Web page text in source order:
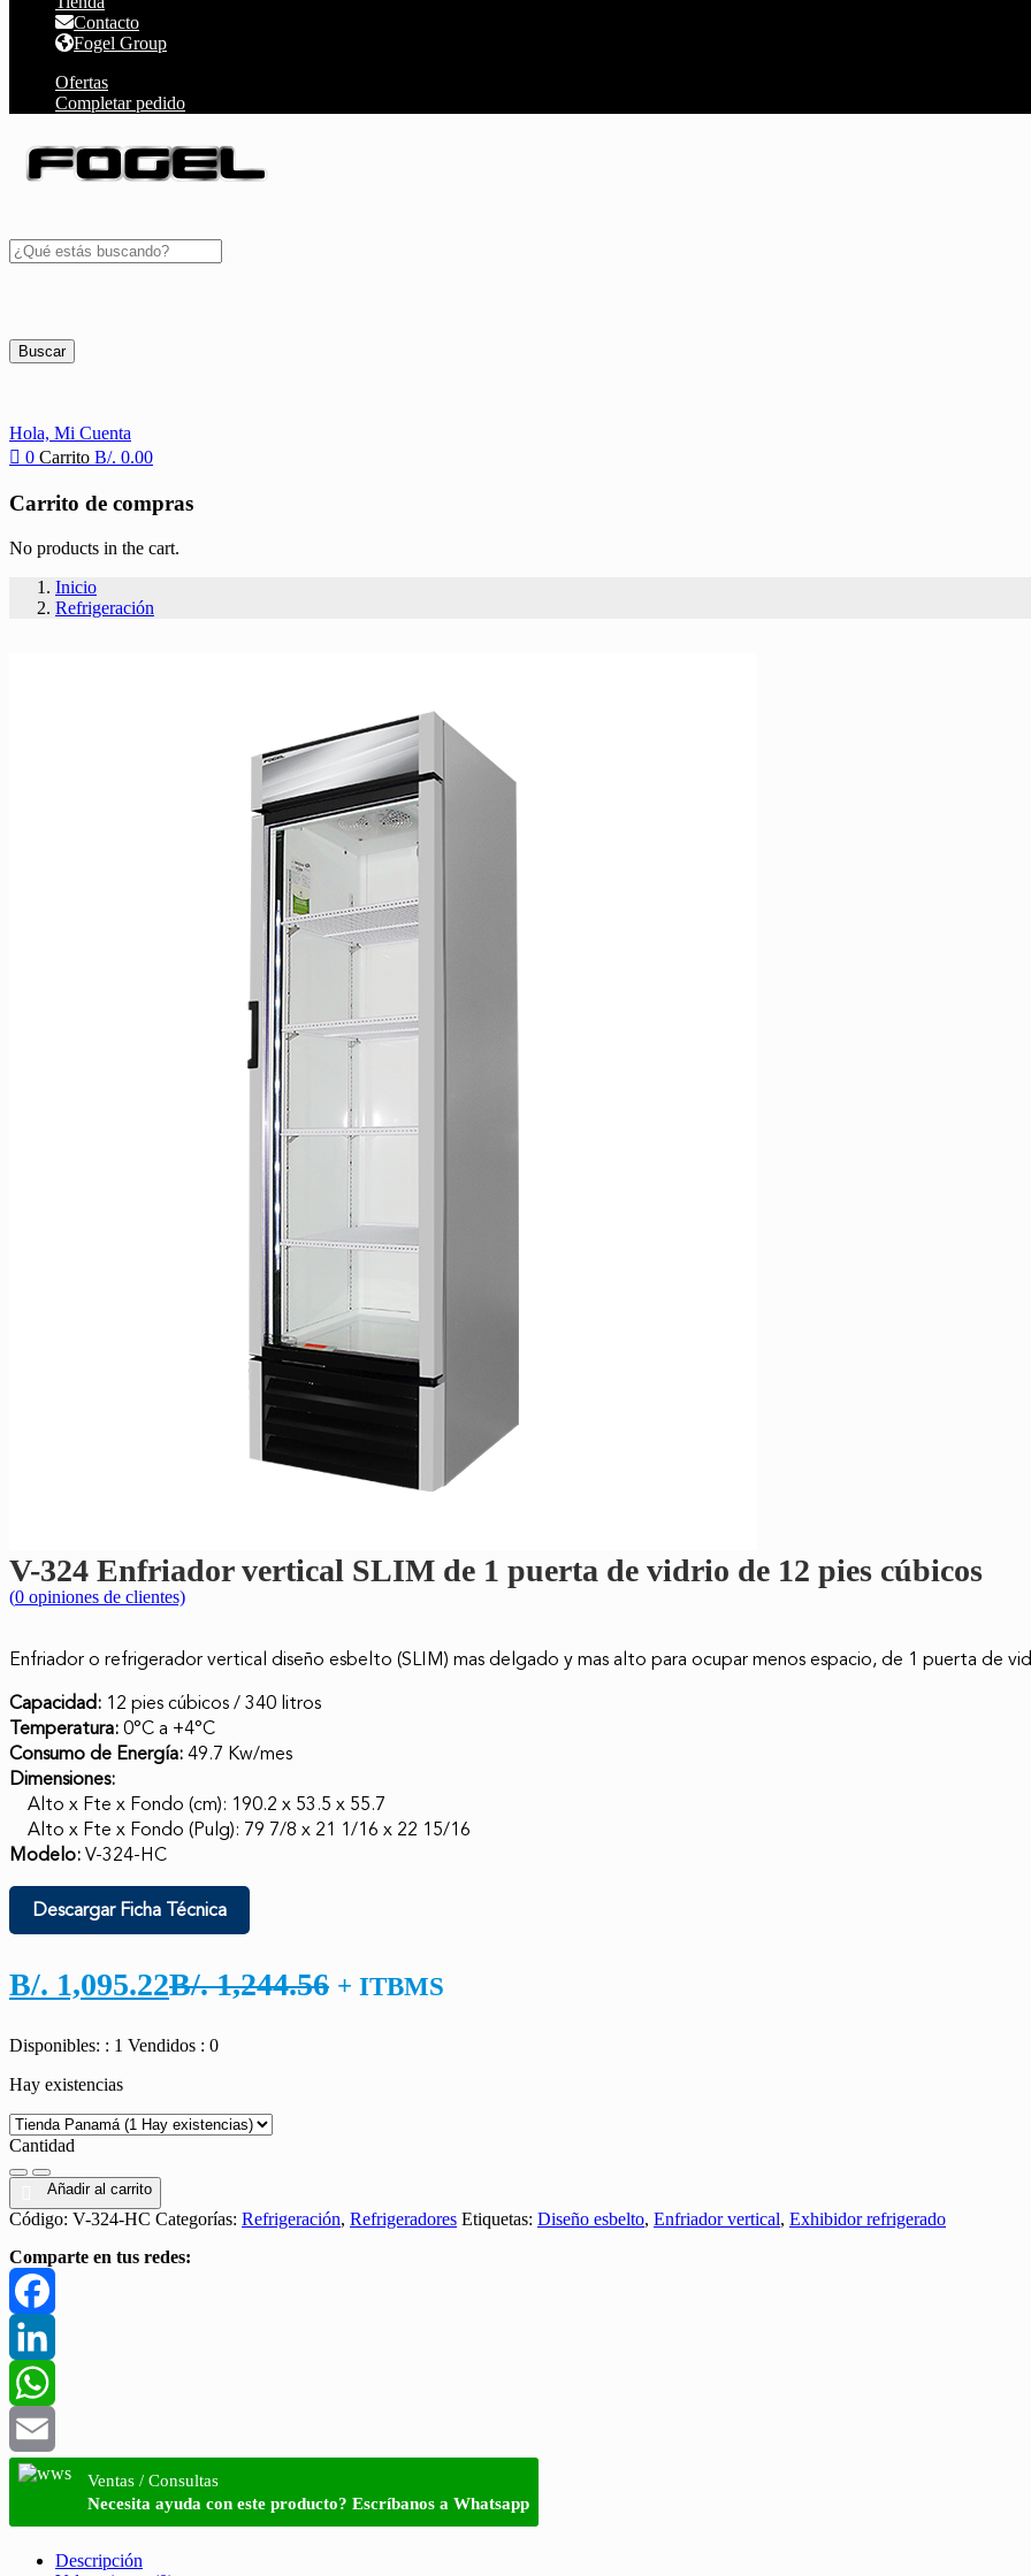
Contacto
Fogel Group
Ofertas
Completar pedido
Buscar
Hola, Mi Cuenta
0 Carrito B/. 0.00
Carrito de compras
No products in the cart.
Inicio
Refrigeración
V-324 Enfriador vertical SLIM de 1 puerta de vidrio de 12 pies cúbicos
(0 opiniones de clientes)
Enfriador o refrigerador vertical diseño esbelto (SLIM) mas delgado y mas alto para ocupar menos espacio, de 1 puerta de
Capacidad: 12 pies cúbicos / 340 litros
Temperatura:0°C a +4°C
Consumo de Energía:49.7 Kw/mes
Dimensiones:
Alto x Fte x Fondo (cm): 190.2 x 53.5 x 55.7
Alto x Fte x Fondo (Pulg): 79 7/8 x 21 1/16 x 22 15/16
Modelo:V-324-HC
Descargar Ficha Técnica
B/. 1,095.22El
actual
B/. 1,095.22.
B/.1,244.56 El
+ ITBMS
Disponibles: : 1 Vendidos : 0
Hay existencias
Cantidad
Añadir al carrito
Código: V-324-HC Categorías: Refrigeración, Refrigeradores Etiquetas: Diseño esbelto, Enfriador vertical, Exhibidor refrigerado
Comparte en tus redes:
Facebook
LinkedIn
WhatsApp
Email
Ventas / Consultas
Necesita ayuda con este producto? Escríbanos a Whatsapp
Descripción